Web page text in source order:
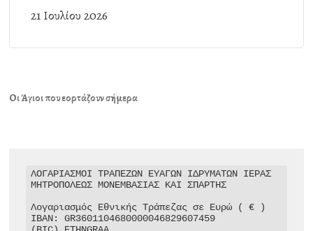
21 Ιουλίου 2026
Οι Άγιοι που εορτάζουν σήμερα
ΛΟΓΑΡΙΑΣΜΟΙ ΤΡΑΠΕΖΩΝ ΕΥΑΓΩΝ ΙΔΡΥΜΑΤΩΝ ΙΕΡΑΣ
ΜΗΤΡΟΠΟΛΕΩΣ ΜΟΝΕΜΒΑΣΙΑΣ ΚΑΙ ΣΠΑΡΤΗΣ
Λογαριασμός Εθνικής Τράπεζας σε Ευρώ ( € )
IBAN: GR3601104680000046829607459